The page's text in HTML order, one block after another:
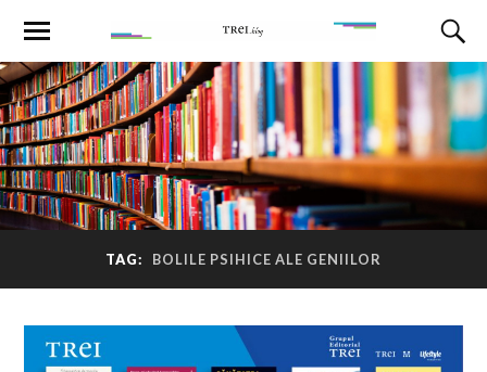
TAG: BOLILE PSIHICE ALE GENIILOR